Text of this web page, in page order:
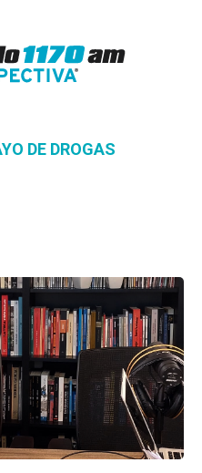
DE DROGAS